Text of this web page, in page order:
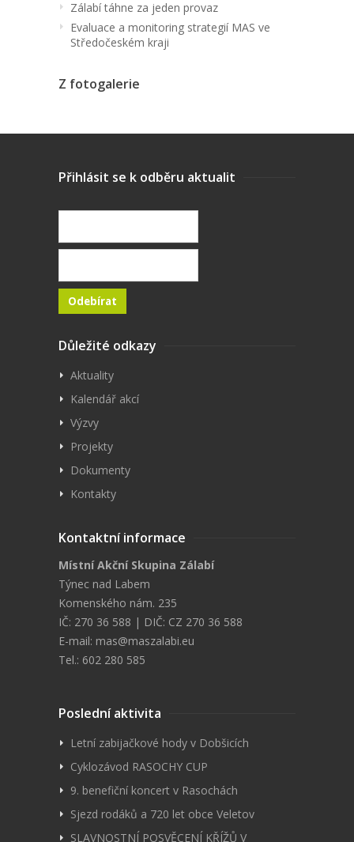
Zálabí táhne za jeden provaz
Evaluace a monitoring strategií MAS ve
Středočeském kraji
Z fotogalerie
Přihlásit se k odběru aktualit
Důležité odkazy
Aktuality
Kalendář akcí
Výzvy
Projekty
Dokumenty
Kontakty
Kontaktní informace
Místní Akční Skupina Zálabí
Týnec nad Labem
Komenského nám. 235
IČ: 270 36 588 | DIČ: CZ 270 36 588
E-mail: mas@maszalabi.eu
Tel.: 602 280 585
Poslední aktivita
Letní zabijačkové hody v Dobšicích
Cyklozávod RASOCHY CUP
9. benefiční koncert v Rasochách
Sjezd rodáků a 720 let obce Veletov
SLAVNOSTNÍ POSVĚCENÍ KŘÍŽŮ V